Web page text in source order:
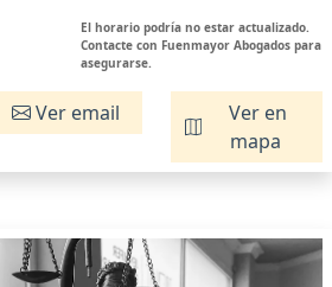
El horario podría no estar actualizado.
Contacte con Fuenmayor Abogados para
asegurarse.
Ver email
Ver en
mapa